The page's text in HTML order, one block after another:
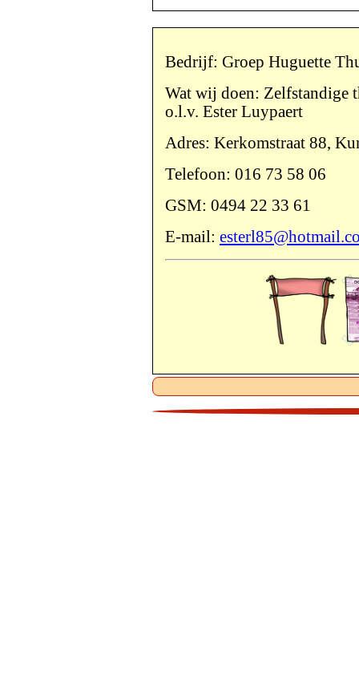
Bedrijf: Groep Huguette
Wat wij doen: Zelfstandige
o.l.v. Ester Luypaert
Adres: Kerkomstraat 88,
Telefoon: 016 73 58 06
GSM: 0494 22 33 61
E-mail: